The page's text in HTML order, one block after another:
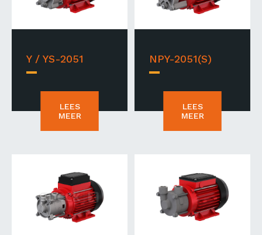
Y / YS-2051
LEES
MEER
NPY-2051(S)
LEES
MEER